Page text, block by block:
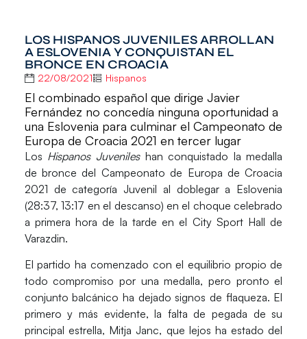
LOS HISPANOS JUVENILES ARROLLAN
A ESLOVENIA Y CONQUISTAN EL
BRONCE EN CROACIA
22/08/2021 Hispanos
El combinado español que dirige Javier
Fernández no concedía ninguna oportunidad a
una Eslovenia para culminar el Campeonato de
Europa de Croacia 2021 en tercer lugar
Los Hispanos Juvenileshan conquistado la medalla
de bronce del Campeonato de Europa de Croacia
2021 de categoría Juvenil al doblegar a Eslovenia
(28:37, 13:17 en el descanso) en el choque celebrado
a primera hora de la tarde en el City Sport Hall de
Varazdin.
El partido ha comenzado con el equilibrio propio de
todo compromiso por una medalla, pero pronto el
conjunto balcánico ha dejado signos de flaqueza. El
primero y más evidente, la falta de pegada de su
principal estrella, Mitja Janc, que lejos ha estado del